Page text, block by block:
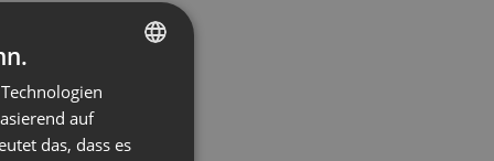
ENGLISH
FRENCH
auf
das, dass es